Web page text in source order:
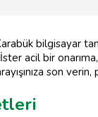
bilgisayar
acil bir
son